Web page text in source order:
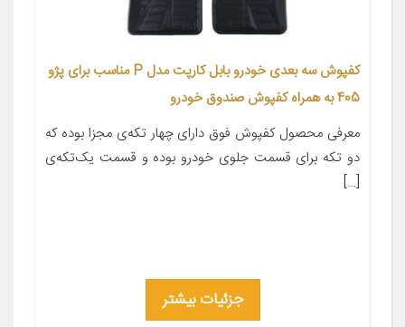
کفپوش سه بعدی خودرو بابل کارپت مدل P مناسب برای پژو
405 به همراه کفپوش صندوق خودرو
معرفی محصول کفپوش فوق دارای چهار تکه‌ی مجزا بوده که
دو تکه برای قسمت جلوی خودرو بوده و قسمت یک‌تکه‌ی
[…]
جزئیات بیشتر